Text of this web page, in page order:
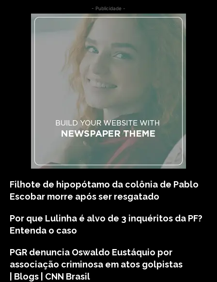
- Publicidade -
Filhote de hipopótamo da colônia de Pablo
Escobar morre após ser resgatado
Por que Lulinha é alvo de 3 inquéritos da PF?
Entenda o caso
PGR denuncia Oswaldo Eustáquio por
associação criminosa em atos golpistas
| Blogs | CNN Brasil